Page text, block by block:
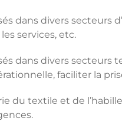
dans divers secteurs
services, etc.
dans divers secteurs
faciliter la
du textile et de